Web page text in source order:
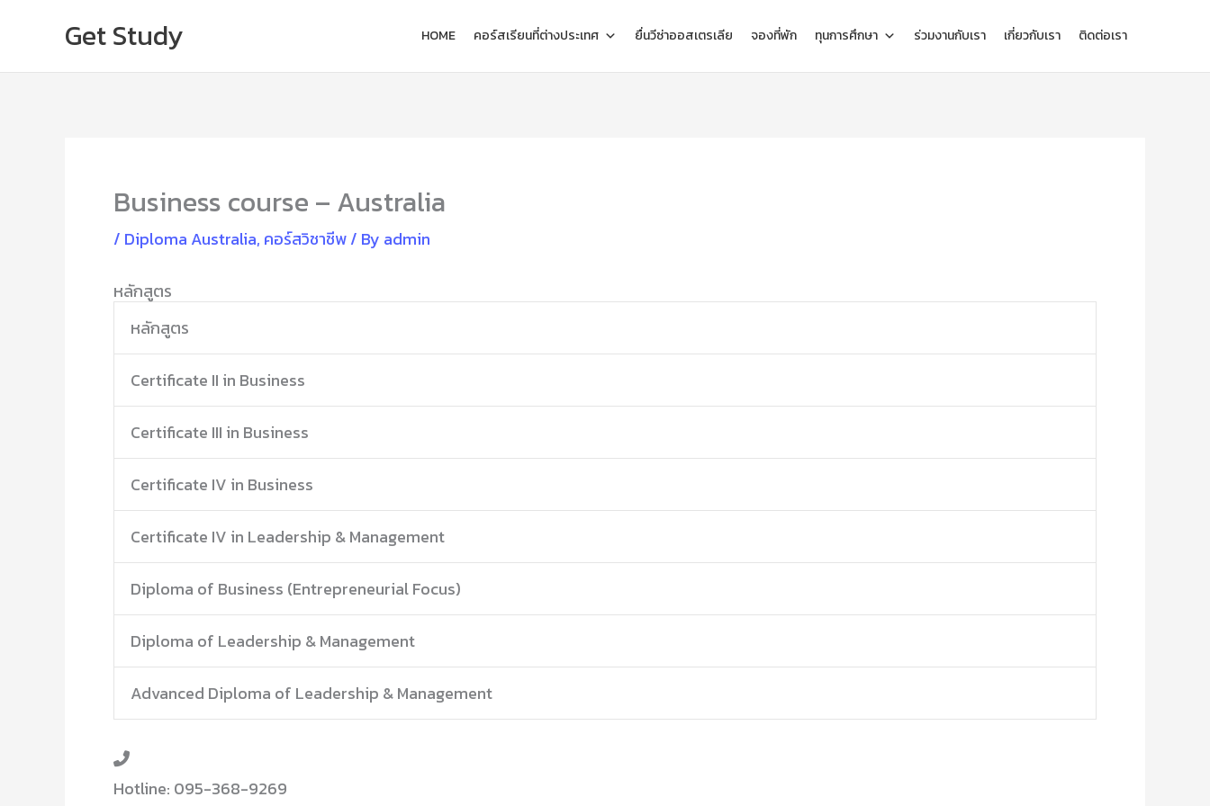
content
Get Study HOME คอร์สเรียนที่ต่างประเทศ ยื่นวีซ่าออสเตรเลีย จองที่พัก ทุนการศึกษา ร่วมงานกับเรา เกี่ยวกับเรา ติดต่อเรา
Business course – Australia
/ Diploma Australia, คอร์สวิชาชีพ/ By admin
หลักสูตร
หลักสูตร
Certificate II in Business
Certificate III in Business
Certificate IV in Business
Certificate IV in Leadership & Management
Diploma of Business (Entrepreneurial Focus)
Diploma of Leadership & Management
Advanced Diploma of Leadership & Management
Hotline: 095-368-9269